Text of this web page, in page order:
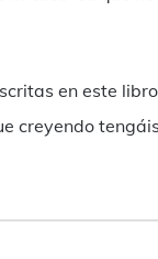
en este
creyendo